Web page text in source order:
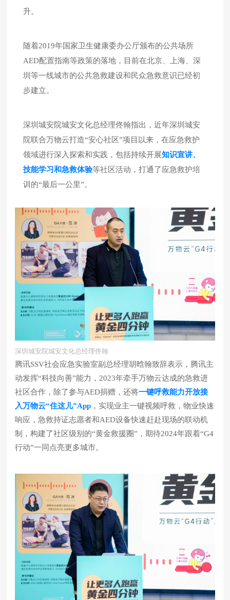
升。
随着2019年国家卫生健康委办公厅颁布的公共场所
AED配置指南等政策的落地，目前在北京、上海、深
圳等一线城市的公共急救建设和民众急救意识已经初
步建立。
深圳城安院城安文化总经理佟翰指出，近年深圳城安
院联合万物云打造“安心社区”项目以来，在应急救护
领域进行深入探索和实践，包括持续开展知识宣讲、
技能学习和急救体验等社区活动，打通了应急救护培
训的“最后一公里”。
深圳城安院城安文化总经理佟翰
腾讯SSV社会应急实验室副总经理胡晗翰致辞表示，腾讯主
动发挥“科技向善”能力，2023年牵手万物云达成的急救进
社区合作，除了参与AED捐赠，还将一键呼救能力开放接
入万物云“住这儿”App ，实现业主一键视频呼救，物业快速
响应，急救持证志愿者和AED设备快速赶赴现场的联动机
制，构建了社区级别的“黄金救援圈”，期待2024年跟着“G4
行动”一同点亮更多城市。